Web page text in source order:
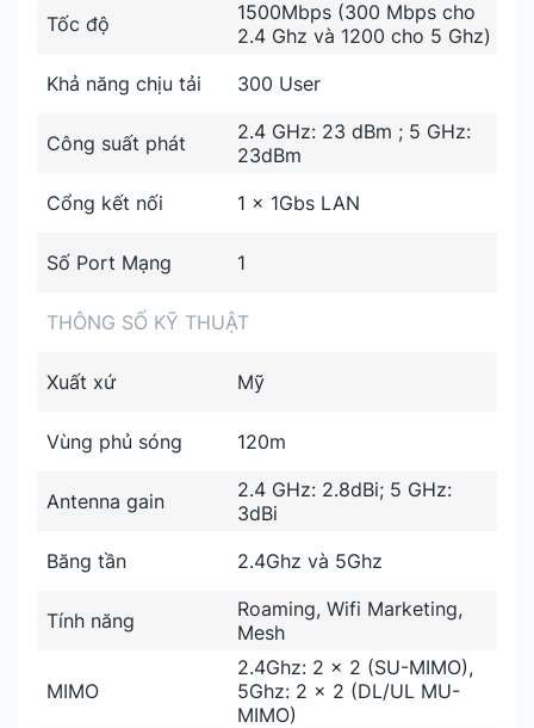
Tốc độ
1500Mbps (300 Mbps cho
2.4 Ghz và 1200 cho 5 Ghz)
Khả năng chịu tải
300 User
Công suất phát
2.4 GHz: 23 dBm ; 5 GHz:
23dBm
Cổng kết nối
1 x 1Gbs LAN
Số Port Mạng 1
THÔNG SỐ KỸ THUẬT
Xuất xứ Mỹ
Vùng phủ sóng 120m
Antenna gain
2.4 GHz: 2.8dBi; 5 GHz:
3dBi
Băng tần
2.4Ghz và 5Ghz
Tính năng
Roaming, Wifi Marketing,
Mesh
MIMO
2.4Ghz: 2 x 2 (SU-MIMO),
5Ghz: 2 x 2 (DL/UL MU-
MIMO)